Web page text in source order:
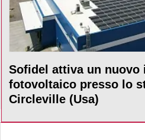
Sofidel attiva un nuovo
fotovoltaico presso lo
Circleville (Usa)